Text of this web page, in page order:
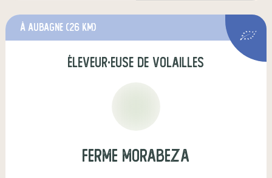
à Aubagne (26 km)
éleveur·euse de volailles
FERME MORABEZA